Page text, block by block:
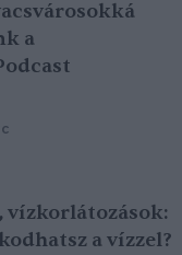
a
vízkorlátozások:
a vízzel?